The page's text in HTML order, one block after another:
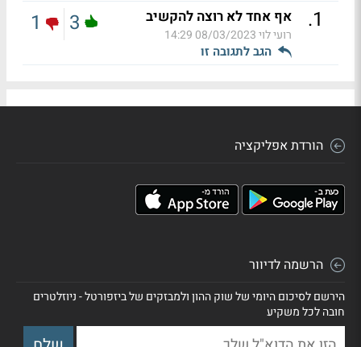
1
. אף אחד לא רוצה להקשיב
רועי לוי08/03/2023 14:29
הגב לתגובה זו
3
1
הורדת אפליקציה
הרשמה לדיוור
הירשם לסיכום היומי של שוק ההון ולמבזקים של ביזפורטל - ניוזלטרים
חובה לכל משקיע